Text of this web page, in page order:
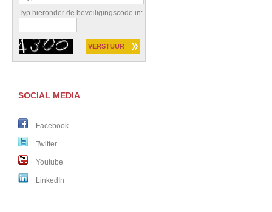
Typ hieronder de beveiligingscode in:
SOCIAL MEDIA
Facebook
Twitter
Youtube
LinkedIn